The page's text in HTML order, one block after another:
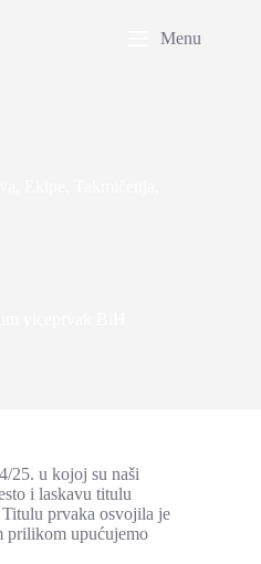
Menu
25. u kojoj su naši
i laskavu titulu
prvaka osvojila je
prilikom upućujemo